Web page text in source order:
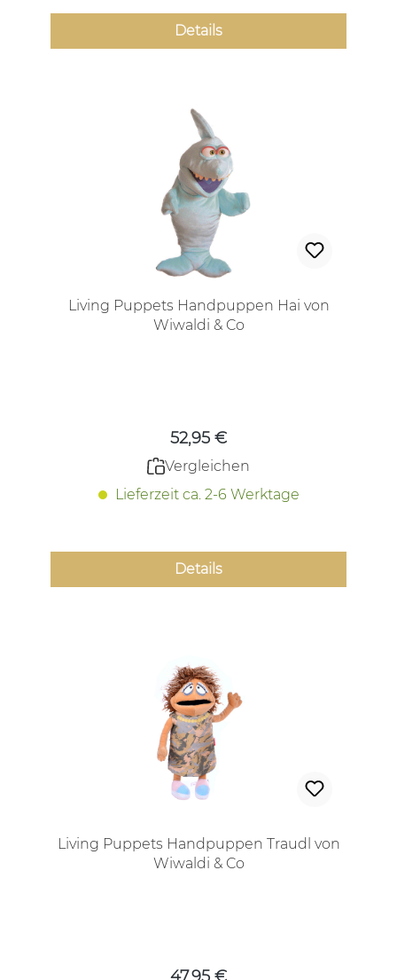
Details
Living Puppets Handpuppen Hai von
Wiwaldi & Co
52,95 €
Vergleichen
Lieferzeit ca. 2-6 Werktage
Details
Living Puppets Handpuppen Traudl von
Wiwaldi & Co